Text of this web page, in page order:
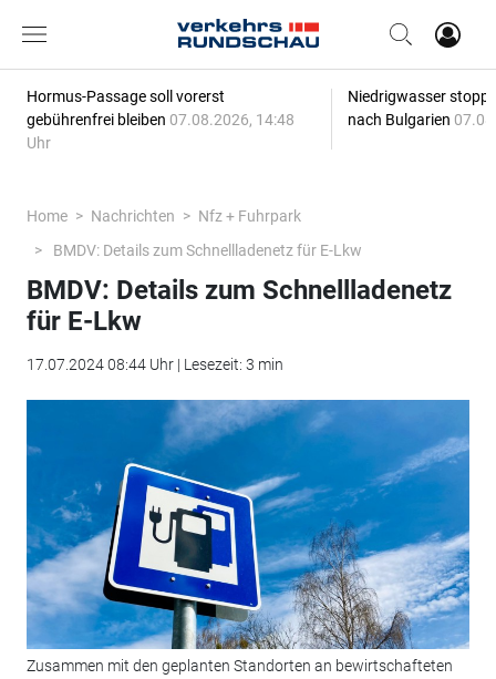
Hormus-Passage soll vorerst
gebührenfrei bleiben 07.08.2026, 14:48
Uhr
Niedrigwasser
nach Bulgarien
Home Nachrichten
Nfz + Fuhrpark
BMDV: Details zum Schnellladenetz für E-Lkw
BMDV: Details zum Schnellladenetz
für E-Lkw
17.07.2024 08:44 Uhr | Lesezeit: 3 min
Zusammen mit den geplanten Standorten an bewirtschafteten